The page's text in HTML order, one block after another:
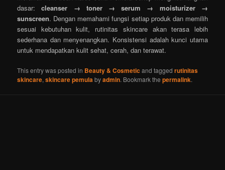
dasar:cleanser → toner → serum → moisturizer →
sunscreen. Dengan memahami fungsi setiap produk dan memilih
sesuai kebutuhan kulit, rutinitas skincare akan terasa lebih
sederhana dan menyenangkan. Konsistensi adalah kunci utama
untuk mendapatkan kulit sehat, cerah, dan terawat.
This entry was posted in Beauty & Cosmetic and taggedrutinitas
skincare,skincare pemulabyadmin. Bookmark thepermalink.